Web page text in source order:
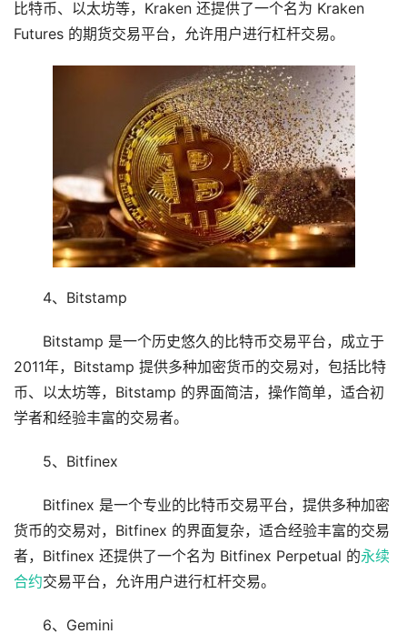
比特币、以太坊等，Kraken 还提供了一个名为 Kraken
Futures 的期货交易平台，允许用户进行杠杆交易。
4、Bitstamp
Bitstamp 是一个历史悠久的比特币交易平台，成立于
2011年，Bitstamp 提供多种加密货币的交易对，包括比特
币、以太坊等，Bitstamp 的界面简洁，操作简单，适合初
学者和经验丰富的交易者。
5、Bitfinex
Bitfinex 是一个专业的比特币交易平台，提供多种加密
货币的交易对，Bitfinex 的界面复杂，适合经验丰富的交易
者，Bitfinex 还提供了一个名为 Bitfinex Perpetual 的永续
合约交易平台，允许用户进行杠杆交易。
6、Gemini